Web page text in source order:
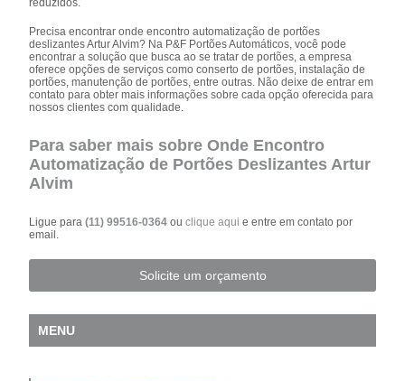
Precisa encontrar onde encontro automatização de portões
deslizantes Artur Alvim? Na P&F Portões Automáticos, você pode
encontrar a solução que busca ao se tratar de portões, a empresa
oferece opções de serviços como conserto de portões, instalação de
portões, manutenção de portões, entre outras. Não deixe de entrar em
contato para obter mais informações sobre cada opção oferecida para
nossos clientes com qualidade.
Para saber mais sobre Onde Encontro
Automatização de Portões Deslizantes Artur
Alvim
Ligue para(11) 99516-0364ouclique aqui e entre em contato por
email.
Solicite um orçamento
MENU